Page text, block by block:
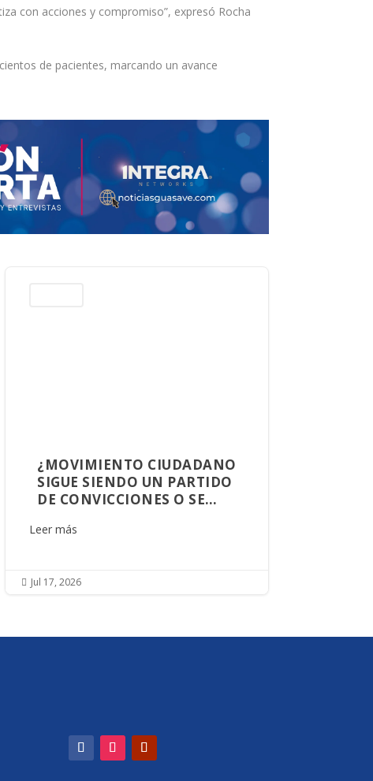
con acciones y compromiso”, expresó Rocha
de pacientes, marcando un avance
¿MOVIMIENTO CIUDADANO
SIGUE SIENDO UN PARTIDO
DE CONVICCIONES O SE
PLATAFORMA DE
Leer más
 Jul 17, 2026